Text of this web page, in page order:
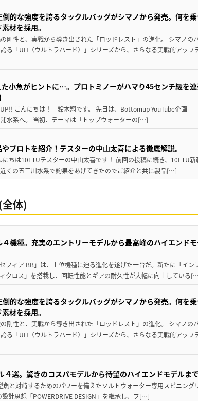
倒的な強度を誇るタックルバッグがシマノから発売。何を
材を採用。
剛性と、実戦から導き出された「ロッドレスト」の進化。 シマノの
る「UH（ウルトラハード）」シリーズから、さらなる実戦的アップ
た小魚がヒントに…。プロトミノーがハマり45センチ級を
こんにちは！ 鈴木翔です。 先日は、Bottomup YouTube企画
浦水系へ。 当初、テーマは「トップウォーターの[…]
プロトを紹介！テスターの中山太喜による徹底解説。
ちは10FTUテスターの中山太喜です！ 前回の投稿に続き、10FTU新
くの五三川水系で釣果をあげてきたのでご紹介と共に製品[…]
体)
機種。充実のエントリーモデルから最高峰のハイエンド
フィア BB」は、上位機種に迫る進化を遂げた一台だ。新たに「イン
クロス」を搭載し、回転性能とギアの耐久性が大幅に向上している
倒的な強度を誇るタックルバッグがシマノから発売。何を
材を採用。
剛性と、実戦から導き出された「ロッドレスト」の進化。 シマノの
る「UH（ウルトラハード）」シリーズから、さらなる実戦的アップ
選。驚きのコスパモデルから待望のハイエンドモデルま
魚と対峙するためのパワーを備えたソルトウォーター専用スピニング
計思想「POWERDRIVE DESIGN」を継承し、フ[…]